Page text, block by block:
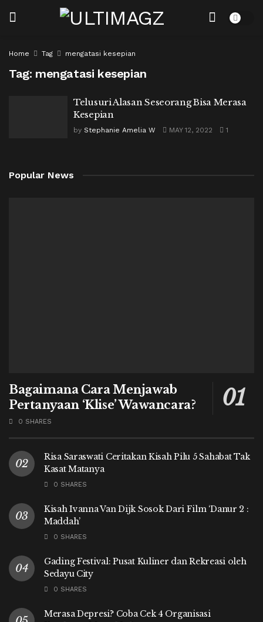
Home Tag mengatasi kesepian
Tag: mengatasi kesepian
Telusuri Alasan Seseorang Bisa Merasa
Kesepian
by Stephanie Amelia W MAY 12, 2022 1
Popular News
Bagaimana Cara Menjawab
Pertanyaan ‘Klise’ Wawancara?
0 SHARES
Risa Saraswati Ceritakan Kisah Pilu 5 Sahabat Tak
Kasat Matanya
0 SHARES
Kisah Ivanna Van Dijk Sosok Dari Film ‘Danur 2 :
Maddah’
0 SHARES
Gading Festival: Pusat Kuliner dan Rekreasi oleh
Sedayu City
0 SHARES
Merasa Depresi? Coba Cek 4 Organisasi